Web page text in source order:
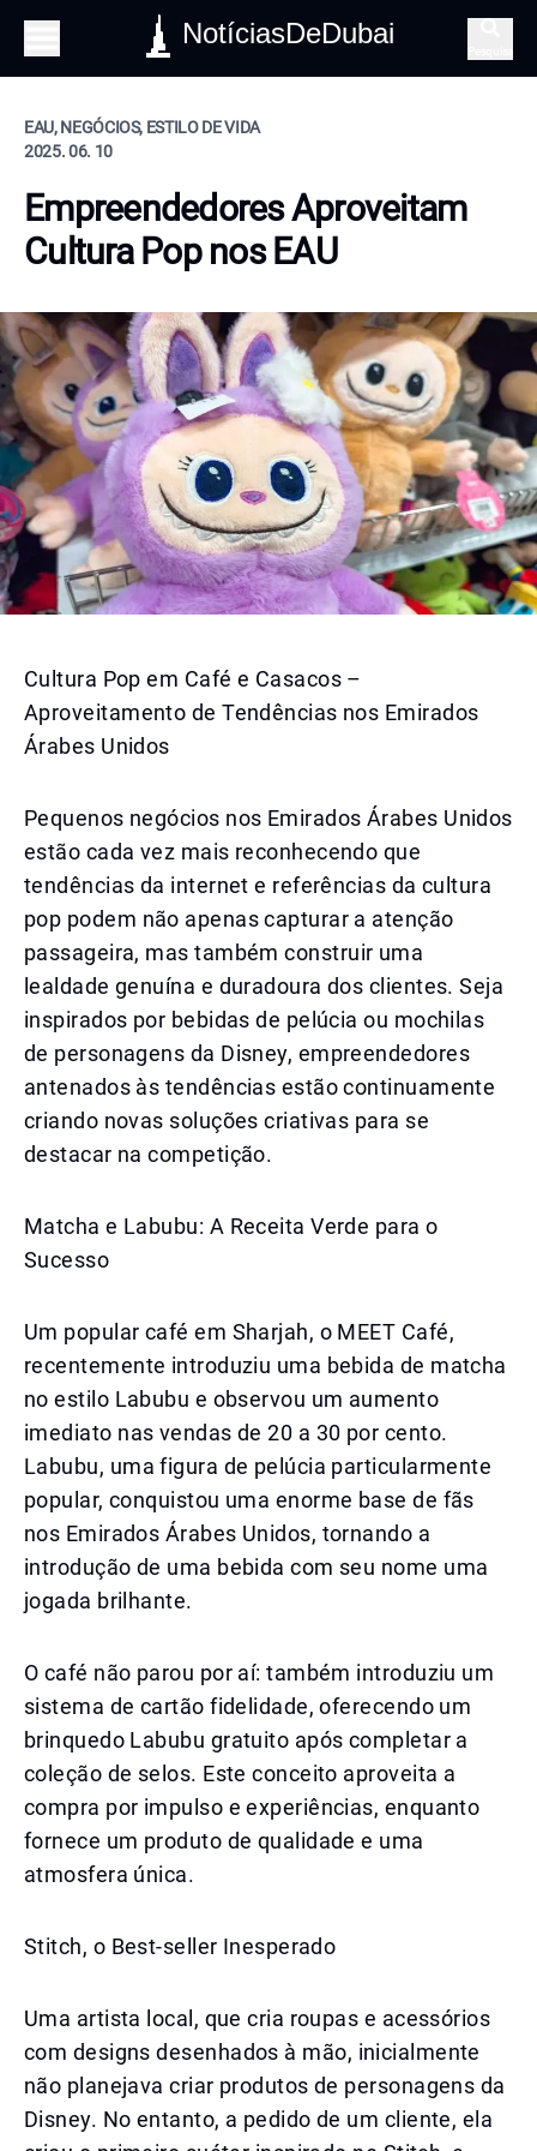
NotíciasDeDubai
EAU, NEGÓCIOS, ESTILO DE VIDA
2025. 06. 10
Empreendedores Aproveitam
Cultura Pop nos EAU
Cultura Pop em Café e Casacos –
Aproveitamento de Tendências nos Emirados
Árabes Unidos
Pequenos negócios nos Emirados Árabes Unidos
estão cada vez mais reconhecendo que
tendências da internet e referências da cultura
pop podem não apenas capturar a atenção
passageira, mas também construir uma
lealdade genuína e duradoura dos clientes. Seja
inspirados por bebidas de pelúcia ou mochilas
de personagens da Disney, empreendedores
antenados às tendências estão continuamente
criando novas soluções criativas para se
destacar na competição.
Matcha e Labubu: A Receita Verde para o
Sucesso
Um popular café em Sharjah, o MEET Café,
recentemente introduziu uma bebida de matcha
no estilo Labubu e observou um aumento
imediato nas vendas de 20 a 30 por cento.
Labubu, uma figura de pelúcia particularmente
popular, conquistou uma enorme base de fãs
nos Emirados Árabes Unidos, tornando a
introdução de uma bebida com seu nome uma
jogada brilhante.
O café não parou por aí: também introduziu um
sistema de cartão fidelidade, oferecendo um
brinquedo Labubu gratuito após completar a
coleção de selos. Este conceito aproveita a
compra por impulso e experiências, enquanto
fornece um produto de qualidade e uma
atmosfera única.
Stitch, o Best-seller Inesperado
Uma artista local, que cria roupas e acessórios
com designs desenhados à mão, inicialmente
não planejava criar produtos de personagens da
Disney. No entanto, a pedido de um cliente, ela